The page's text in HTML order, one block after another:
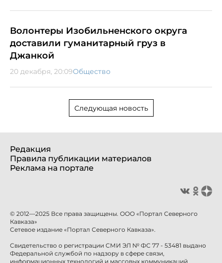
Волонтеры Изобильненского округа
доставили гуманитарный груз в
Джанкой
20 декабря, 20:09Общество
Следующая новость
Редакция
Правила публикации материалов
Реклама на портале
© 2012—2025 Все права защищены. ООО «Портал Северного
Кавказа»
Сетевое издание «Портал Северного Кавказа».
Свидетельство о регистрации СМИ ЭЛ № ФС 77 - 53481 выдано
Федеральной службой по надзору в сфере связи,
информационных технологий и массовых коммуникаций